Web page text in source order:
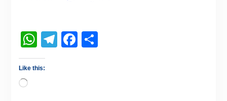
WhatsApp
Telegram
Facebook
Like this: